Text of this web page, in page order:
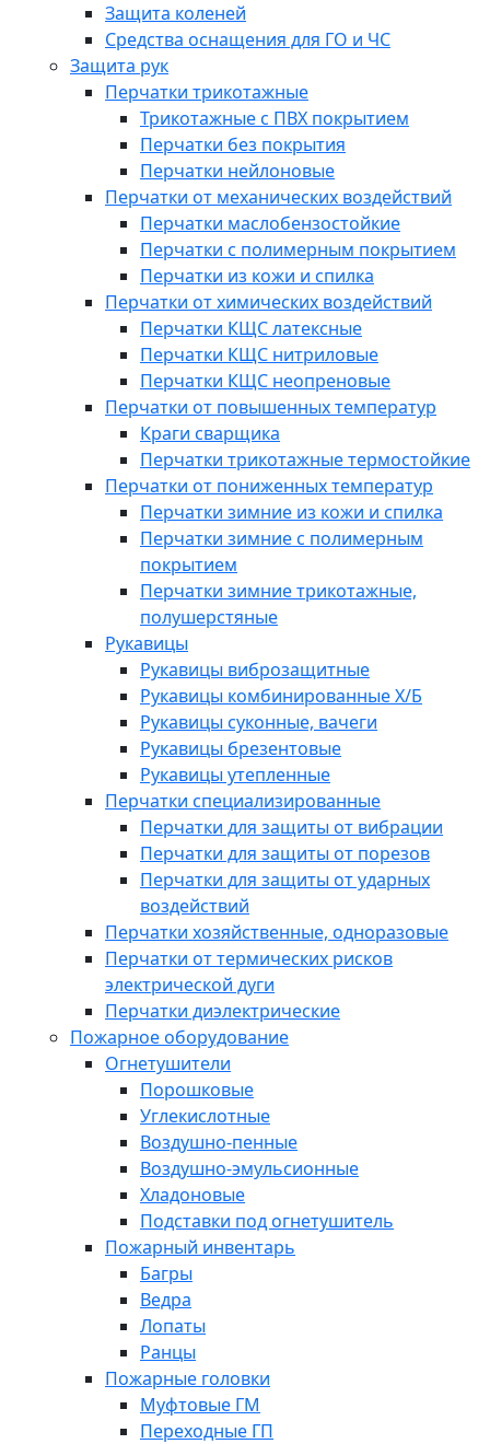
Защита коленей
Средства оснащения для ГО и ЧС
Защита рук
Перчатки трикотажные
Трикотажные с ПВХ покрытием
Перчатки без покрытия
Перчатки нейлоновые
Перчатки от механических воздействий
Перчатки маслобензостойкие
Перчатки с полимерным покрытием
Перчатки из кожи и спилка
Перчатки от химических воздействий
Перчатки КЩС латексные
Перчатки КЩС нитриловые
Перчатки КЩС неопреновые
Перчатки от повышенных температур
Краги сварщика
Перчатки трикотажные термостойкие
Перчатки от пониженных температур
Перчатки зимние из кожи и спилка
Перчатки зимние с полимерным
покрытием
Перчатки зимние трикотажные,
полушерстяные
Рукавицы
Рукавицы виброзащитные
Рукавицы комбинированные Х/Б
Рукавицы суконные, вачеги
Рукавицы брезентовые
Рукавицы утепленные
Перчатки специализированные
Перчатки для защиты от вибрации
Перчатки для защиты от порезов
Перчатки для защиты от ударных
воздействий
Перчатки хозяйственные, одноразовые
Перчатки от термических рисков
электрической дуги
Перчатки диэлектрические
Пожарное оборудование
Огнетушители
Порошковые
Углекислотные
Воздушно-пенные
Воздушно-эмульсионные
Хладоновые
Подставки под огнетушитель
Пожарный инвентарь
Багры
Ведра
Лопаты
Ранцы
Пожарные головки
Муфтовые ГМ
Переходные ГП